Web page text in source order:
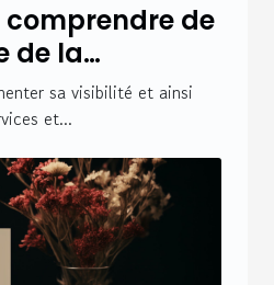
comprendre de
de la
digitale
sa visibilité et ainsi
et...